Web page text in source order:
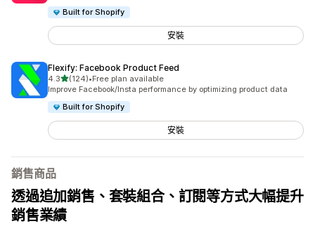
Built for Shopify
安裝
Flexify: Facebook Product Feed
4.3滿分 5 顆星
(124)
共有 124 則評價
•Free plan available
Improve Facebook/Insta performance by optimizing product data
Built for Shopify
安裝
銷售商品
透過追加銷售、套裝組合、訂閱等方式大幅提升
銷售業績